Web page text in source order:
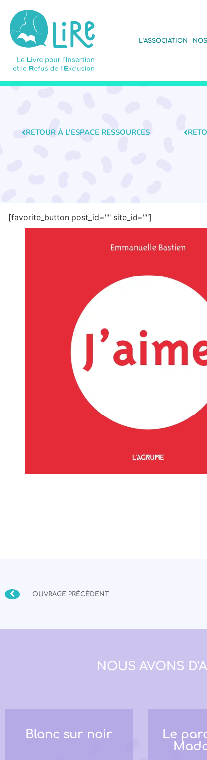
L’ASSOCIATION
RETOUR À L'ESPACE RESSOURCES
[favorite_button post_id="" site_id=""]
OUVRAGE PRÉCÉDENT
NOUS AVONS
Blanc sur noir
Le